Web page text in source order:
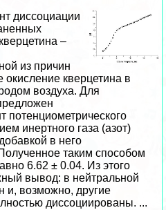
диссоциации
–
из причин
окисление кверцетина в
воздуха. Для
инертного газа (азот)
в него
таким способом
6.62 ± 0.04. Из этого
вывод: в нейтральной
и, возможно, другие
диссоциированы. ...